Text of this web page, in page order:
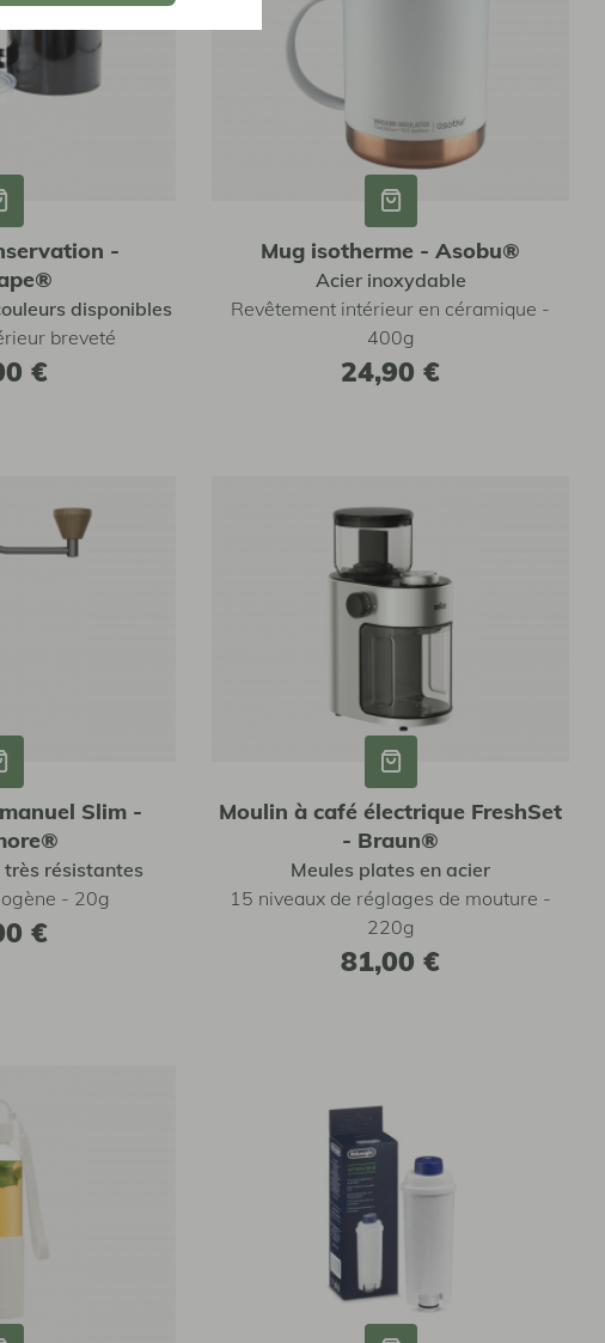
-
disponibles
breveté
€
Mug isotherme - Asobu®
Acier inoxydable
Revêtement intérieur en céramique -
400g
24,90 €
Slim -
très résistantes
- 20g
€
Moulin à café électrique FreshSet
- Braun®
Meules plates en acier
15 niveaux de réglages de mouture -
220g
81,00 €